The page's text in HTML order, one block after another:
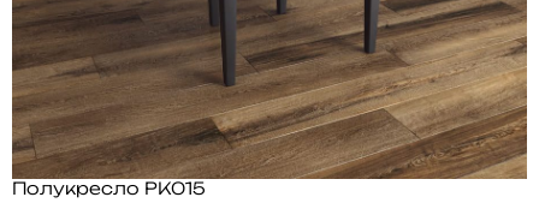
Полукресло PK015